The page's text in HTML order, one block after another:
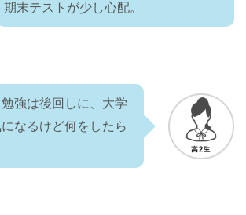
期末テストが少し心配。
強は後回しに、大学
なるけど何をしたら